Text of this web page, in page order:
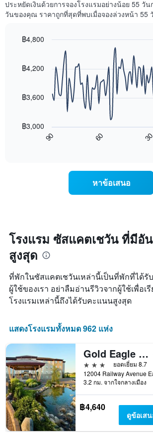
มี
แกน
แกน
ดง
ราคา
ของ
ห้อง
เฉลี่ย
ของ
พัก
วัน
แผนภูมิ
แกน
ดง
ราคา
เฉลี่ย
ของ
ห้อง
พัก
ประหยัดเงินด้วยการจองโรงแรมอย่างน้อย 55 วั
วันของคุณ ราคาถูกที่สุดที่พบเมื่อจองล่วงหน้า 55
with
ไป
วัน
ที่
เข้า
พัก
แผนภูมิ
มี
แกน
แกน
วัน
ก่อน
การ
เข้า
พัก
แผนภูมิ
มี
แกน
Y
90 60 30
฿3,000
฿3,600
฿4,200
฿4,800
หาข้อเสนอ
โรงแรม ซัสแคตเชวัน ที่มีอั
สูงสุด
ที่พักในซัสแคตเชวันเหล่านี้เป็นที่พักที่ได้รั
ผู้ใช้ของเรา อย่าลืมอ่านรีวิวจากผู้ใช้เพื่อเ
โรงแรมเหล่านี้ถึงได้รับคะแนนสูงสุด
แสดงโรงแรมทั้งหมด 962 แห่ง
Gold Eagle Lodge
3 ดาว
ยอดเยี่ยม 8.7
3.2 กม. จากใจกลางเมือง
฿4,640
ดูข้อเส